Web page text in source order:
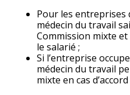
Pour les entreprises
médecin du travail
Commission mixte
le salarié ;
Si l’entreprise
médecin du travail
mixte en cas